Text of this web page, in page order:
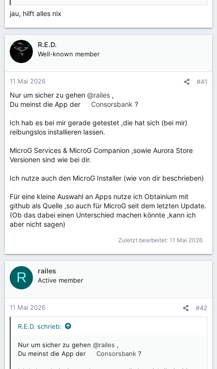
jau, hilft alles nix
R.E.D.
Well-known member
11 Mai 2026 #41
Nur um sicher zu gehen @railes ,
Du meinst die App der
Consorsbank ?
Ich hab es bei mir gerade getestet ,die hat sich (bei mir)
reibungslos installieren lassen.
MicroG Services & MicroG Companion ,sowie Aurora Store
Versionen sind wie bei dir.
Ich nutze auch den MicroG Installer (wie von dir beschrieben)
Für eine kleine Auswahl an Apps nutze ich Obtainium mit
github als Quelle ,so auch für MicroG seit dem letzten Update.
(Ob das dabei einen Unterschied machen könnte ,kann ich
aber nicht sagen)
Zuletzt bearbeitet: 11 Mai 2026
R railes
Active member
11 Mai 2026 #42
R.E.D. schrieb:
Nur um sicher zu gehen @railes ,
Du meinst die App der
Consorsbank ?